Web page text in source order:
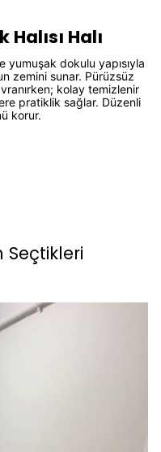
Halı
yumuşak dokulu yapısıyla
zemini sunar. Pürüzsüz
kolay temizlenir
pratiklik sağlar. Düzenli
korur.
Seçtikleri